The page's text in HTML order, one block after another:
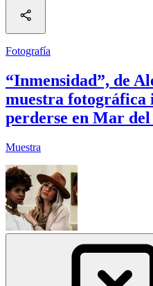
Fotografía
“Inmensidad”, de
muestra fotográfica
perderse en Mar
Muestra